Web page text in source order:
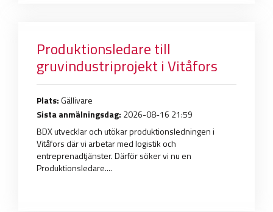
Produktionsledare till
gruvindustriprojekt i Vitåfors
Plats:Gällivare
Sista anmälningsdag: 2026-08-16 21:59
BDX utvecklar och utökar produktionsledningen i
Vitåfors där vi arbetar med logistik och
entreprenadtjänster. Därför söker vi nu en
Produktionsledare....